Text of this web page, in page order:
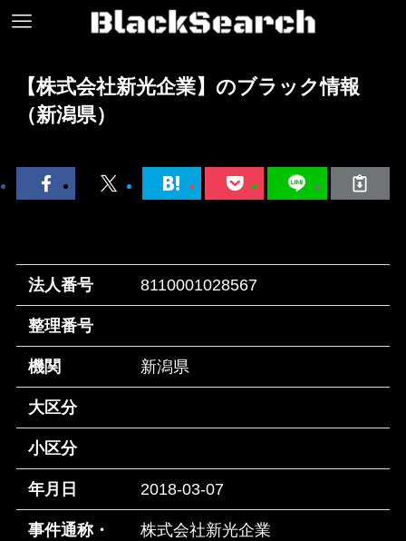
【株式会社新光企業】のブラック情報
（新潟県）
法人番号 8110001028567
整理番号
機関 新潟県
大区分
小区分
年月日 2018-03-07
事件通称・
株式会社新光企業